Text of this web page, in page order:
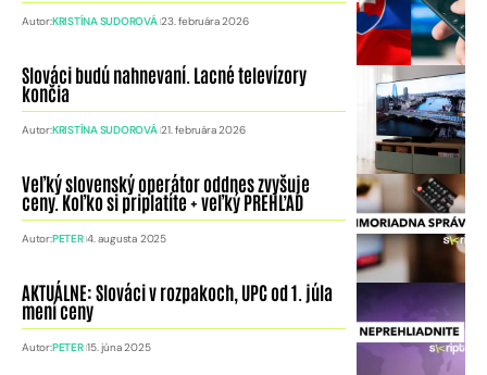
Autor:KRISTÍNA SUDOROVÁ 23. februára 2026
Slováci budú nahnevaní. Lacné televízory
končia
Autor:KRISTÍNA SUDOROVÁ 21. februára 2026
Veľký slovenský operátor oddnes zvyšuje
ceny. Koľko si priplatíte + veľký PREHĽAD
Autor:PETER 4. augusta 2025
AKTUÁLNE: Slováci v rozpakoch, UPC od 1. júla
mení ceny
Autor:PETER 15. júna 2025